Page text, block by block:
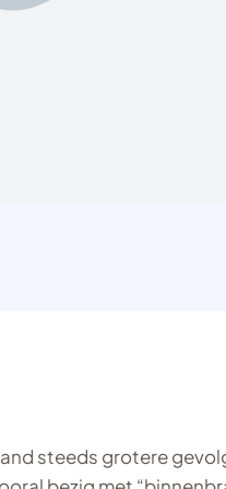
steeds grotere